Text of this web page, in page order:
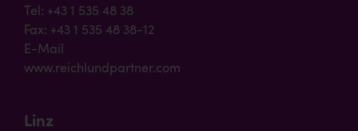
Tel: +43 1 535 48 38
Fax: +43 1 535 48 38-12
E-Mail
www.reichlundpartner.com
Linz